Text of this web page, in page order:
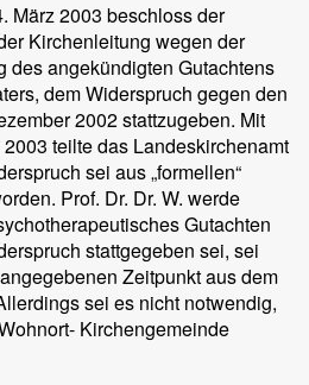
März 2003 beschloss der
Kirchenleitung wegen der
des angekündigten Gutachtens
dem Widerspruch gegen den
2002 stattzugeben. Mit
teilte das Landeskirchenamt
sei aus „formellen“
Prof. Dr. Dr. W. werde
Gutachten
stattgegeben sei, sei
Zeitpunkt aus dem
sei es nicht notwendig,
Kirchengemeinde